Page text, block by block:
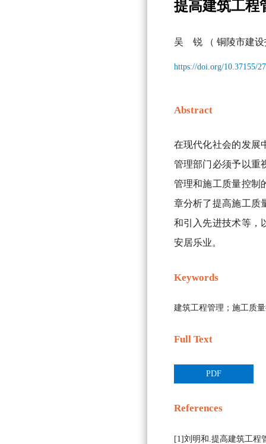
提高建筑工程
吴 锐 （ 铜陵市建
https://doi.org/10.37155/
Abstract
在现代化社会的发展
管理部门必须予以重
管理和施工质量控制
章分析了提高施工质
和引入先进技术等，
安居乐业。
Keywords
建筑工程管理；施工质
Full Text
PDF
References
[1]刘明和.提高建筑工程